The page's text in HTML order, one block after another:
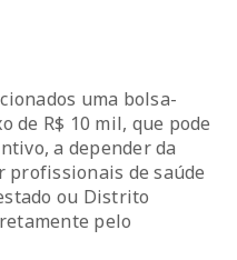
uma bolsa-
de R$ 10 mil, que pode
a depender da
profissionais de saúde
ou Distrito
pelo